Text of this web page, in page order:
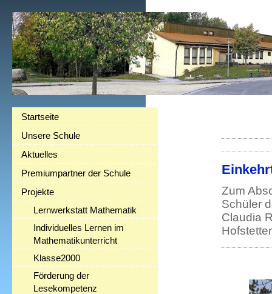
Zum
Schüler
Claudia
Startseite
Unsere Schule
Aktuelles
Premiumpartner der Schule
Projekte
Lernwerkstatt Mathematik
Individuelles Lernen im
Mathematikunterricht
Klasse2000
Förderung der
Lesekompetenz